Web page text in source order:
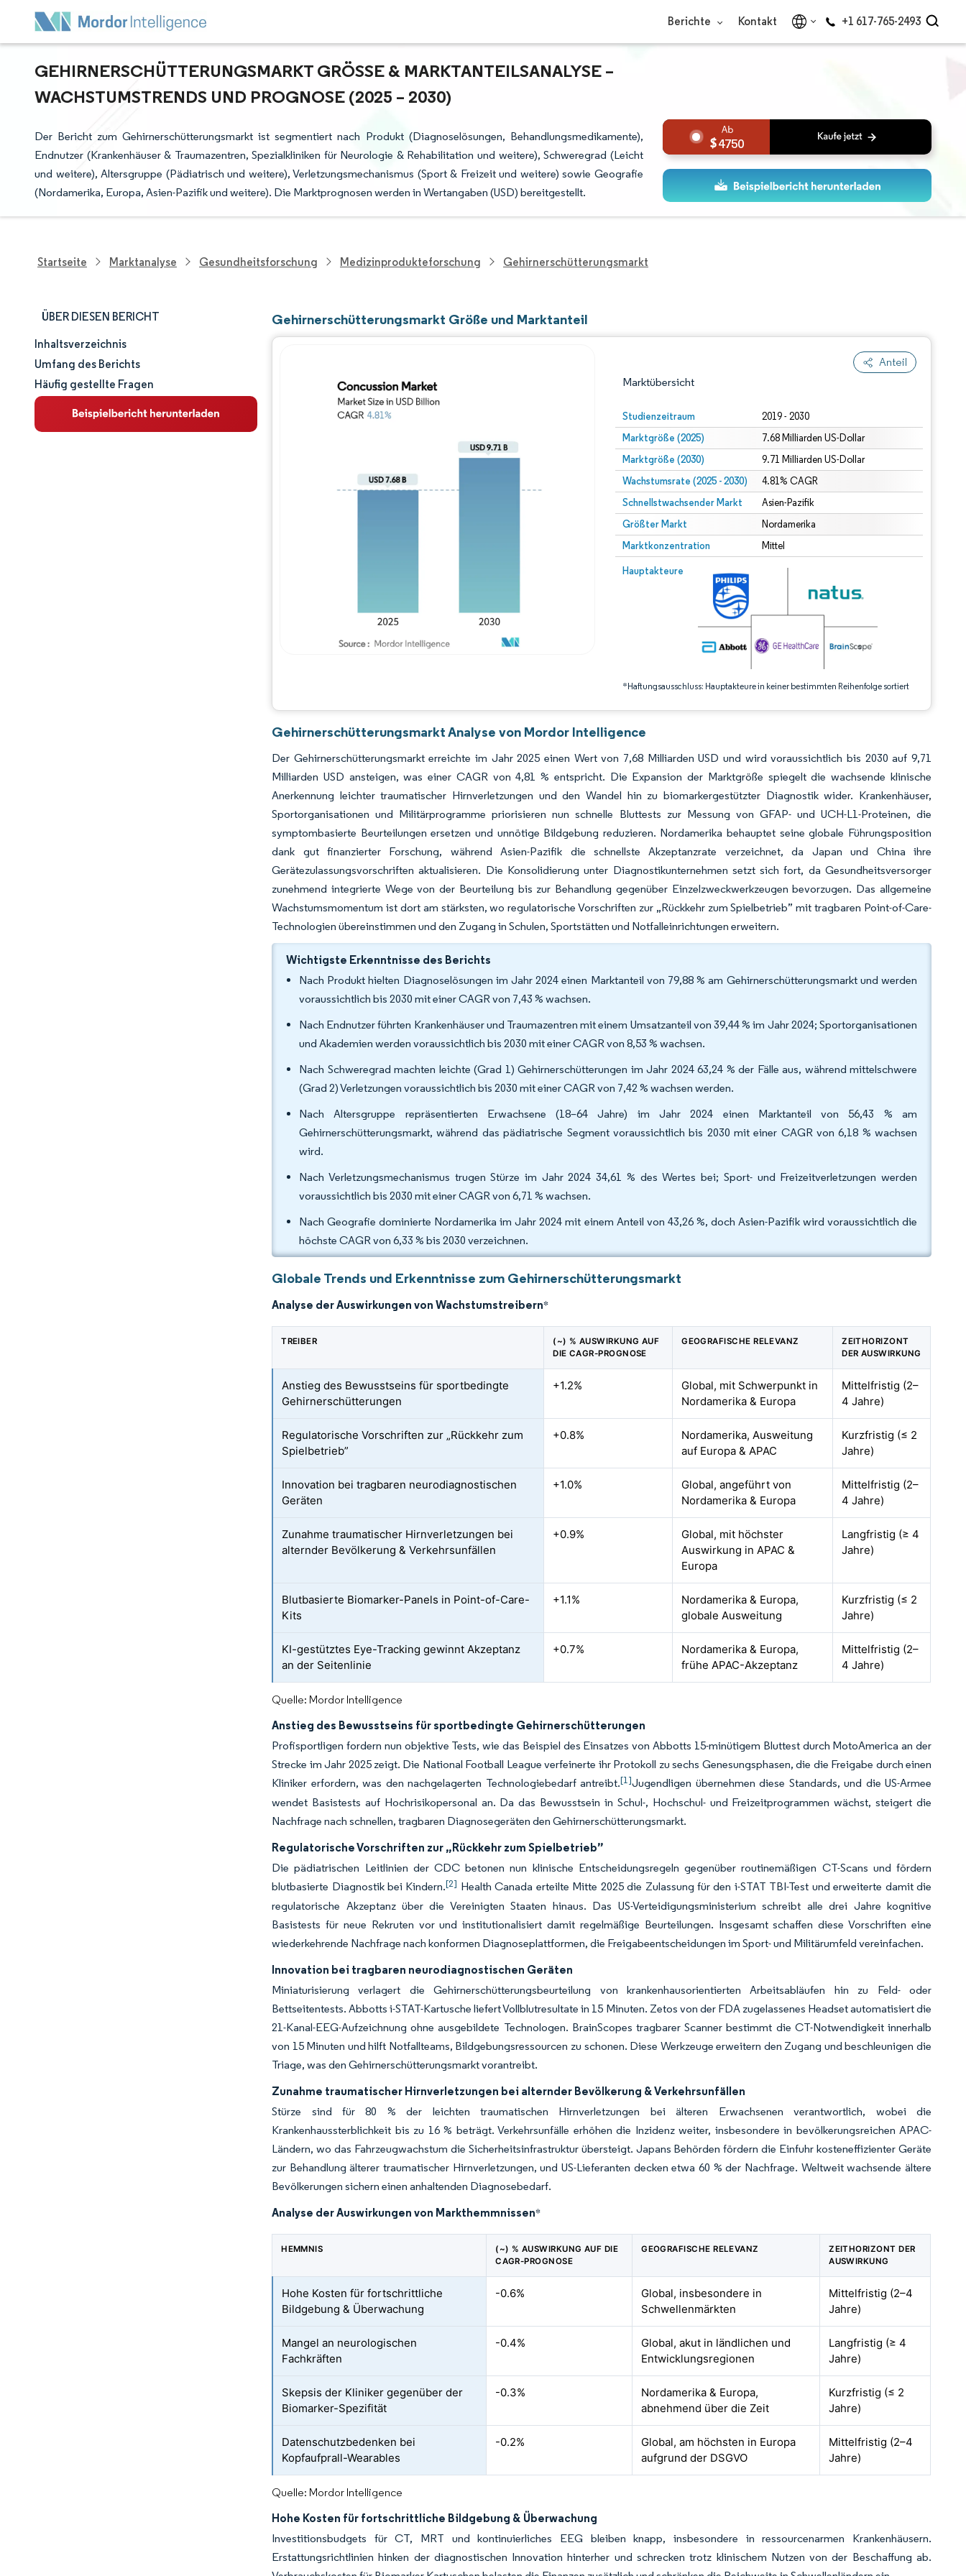
Berichte Kontakt +1 617-765-2493
GEHIRNERSCHÜTTERUNGSMARKT GRÖSSE & MARKTANTEILSANALYSE – W
ACHSTUMSTRENDS UND PROGNOSE (2025 – 2030)
Der Bericht zum Gehirnerschütterungsmarkt ist segmentiert nach Produkt (Diagnoselösungen, Behandlungsmedikamente),
Endnutzer (Krankenhäuser & Traumazentren, Spezialkliniken für Neurologie & Rehabilitation und weitere), Schweregrad (Leicht
und weitere), Altersgruppe (Pädiatrisch und weitere), Verletzungsmechanismus (Sport & Freizeit und weitere) sowie Geografie
(Nordamerika, Europa, Asien-Pazifik und weitere). Die Marktprognosen werden in Wertangaben (USD) bereitgestellt.
4750
Startseite Marktanalyse Gesundheitsforschung Medizinprodukteforschung Gehirnerschütterungsmarkt
ÜBER DIESEN BERICHT
Marktgröße und -anteil
Marktanalyse
Trends und Einblicke
Inhaltsverzeichnis
Umfang des Berichts
Häufig gestellte Fragen
Gehirnerschütterungsmarkt Größe und Marktanteil
Anteil
Marktübersicht
Studienzeitraum 2019 - 2030
Marktgröße (2025) 7.68 Milliarden US-Dollar
Marktgröße (2030) 9.71 Milliarden US-Dollar
Wachstumsrate (2025 - 2030) 4.81% CAGR
Schnellstwachsender Markt Asien-Pazifik
Größter Markt Nordamerika
Marktkonzentration Mittel
Hauptakteure
*Haftungsausschluss: Hauptakteure in keiner bestimmten Reihenfolge sortiert
Bild © Mordor Intelligence. Wiederverwendung erfordert Namensnennung gemäß CC BY 4.0.
Bild © Mordor Intelligence. Wiederverwendung erfordert Namensnennung gemäß CC BY 4.0.
Gehirnerschütterungsmarkt Analyse von Mordor Intelligence
Der Gehirnerschütterungsmarkt erreichte im Jahr 2025 einen Wert von 7,68 Milliarden USD und wird voraussichtlich bis 2030 auf 9,71
Milliarden USD ansteigen, was einer CAGR von 4,81 % entspricht. Die Expansion der Marktgröße spiegelt die wachsende klinische
Anerkennung leichter traumatischer Hirnverletzungen und den Wandel hin zu biomarkergestützter Diagnostik wider. Krankenhäuser,
Sportorganisationen und Militärprogramme priorisieren nun schnelle Bluttests zur Messung von GFAP- und UCH-L1-Proteinen, die
symptombasierte Beurteilungen ersetzen und unnötige Bildgebung reduzieren. Nordamerika behauptet seine globale Führungsposition
dank gut finanzierter Forschung, während Asien-Pazifik die schnellste Akzeptanzrate verzeichnet, da Japan und China ihre
Gerätezulassungsvorschriften aktualisieren. Die Konsolidierung unter Diagnostikunternehmen setzt sich fort, da Gesundheitsversorger
zunehmend integrierte Wege von der Beurteilung bis zur Behandlung gegenüber Einzelzweckwerkzeugen bevorzugen. Das allgemeine
Wachstumsmomentum ist dort am stärksten, wo regulatorische Vorschriften zur „Rückkehr zum Spielbetrieb” mit tragbaren Point-of-Care-
Technologien übereinstimmen und den Zugang in Schulen, Sportstätten und Notfalleinrichtungen erweitern.
Wichtigste Erkenntnisse des Berichts
Nach Produkt hielten Diagnoselösungen im Jahr 2024 einen Marktanteil von 79,88 % am Gehirnerschütterungsmarkt und werden
voraussichtlich bis 2030 mit einer CAGR von 7,43 % wachsen.
Nach Endnutzer führten Krankenhäuser und Traumazentren mit einem Umsatzanteil von 39,44 % im Jahr 2024; Sportorganisationen
und Akademien werden voraussichtlich bis 2030 mit einer CAGR von 8,53 % wachsen.
Nach Schweregrad machten leichte (Grad 1) Gehirnerschütterungen im Jahr 2024 63,24 % der Fälle aus, während mittelschwere
(Grad 2) Verletzungen voraussichtlich bis 2030 mit einer CAGR von 7,42 % wachsen werden.
Nach Altersgruppe repräsentierten Erwachsene (18–64 Jahre) im Jahr 2024 einen Marktanteil von 56,43 % am
Gehirnerschütterungsmarkt, während das pädiatrische Segment voraussichtlich bis 2030 mit einer CAGR von 6,18 % wachsen
wird.
Nach Verletzungsmechanismus trugen Stürze im Jahr 2024 34,61 % des Wertes bei; Sport- und Freizeitverletzungen werden
voraussichtlich bis 2030 mit einer CAGR von 6,71 % wachsen.
Nach Geografie dominierte Nordamerika im Jahr 2024 mit einem Anteil von 43,26 %, doch Asien-Pazifik wird voraussichtlich die
höchste CAGR von 6,33 % bis 2030 verzeichnen.
Globale Trends und Erkenntnisse zum Gehirnerschütterungsmarkt
Analyse der Auswirkungen von Wachstumstreibern*
TREIBER
(~) % AUSWIRKUNG AUF
DIE CAGR-PROGNOSE
GEOGRAFISCHE RELEVANZ
ZEITHORIZONT
DER AUSWIRKUNG
Anstieg des Bewusstseins für sportbedingte
Gehirnerschütterungen
+1.2%
Global, mit Schwerpunkt in
Nordamerika & Europa
Mittelfristig (2–
4 Jahre)
Regulatorische Vorschriften zur „Rückkehr zum
Spielbetrieb”
+0.8%
Nordamerika, Ausweitung
auf Europa & APAC
Kurzfristig (≤ 2
Jahre)
Innovation bei tragbaren neurodiagnostischen
Geräten
+1.0%
Global, angeführt von
Nordamerika & Europa
Mittelfristig (2–
4 Jahre)
Zunahme traumatischer Hirnverletzungen bei
alternder Bevölkerung & Verkehrsunfällen
+0.9%
Global, mit höchster
Auswirkung in APAC &
Europa
Langfristig (≥ 4
Jahre)
Blutbasierte Biomarker-Panels in Point-of-Care-
Kits
+1.1%
Nordamerika & Europa,
globale Ausweitung
Kurzfristig (≤ 2
Jahre)
KI-gestütztes Eye-Tracking gewinnt Akzeptanz
an der Seitenlinie
+0.7%
Nordamerika & Europa,
frühe APAC-Akzeptanz
Mittelfristig (2–
4 Jahre)
Quelle: Mordor Intelligence
Anstieg des Bewusstseins für sportbedingte Gehirnerschütterungen
Profisportligen fordern nun objektive Tests, wie das Beispiel des Einsatzes von Abbotts 15-minütigem Bluttest durch MotoAmerica an der
Strecke im Jahr 2025 zeigt. Die National Football League verfeinerte ihr Protokoll zu sechs Genesungsphasen, die die Freigabe durch einen
Kliniker erfordern, was den nachgelagerten Technologiebedarf antreibt.[1]Jugendligen übernehmen diese Standards, und die US-Armee
wendet Basistests auf Hochrisikopersonal an. Da das Bewusstsein in Schul-, Hochschul- und Freizeitprogrammen wächst, steigert die
Nachfrage nach schnellen, tragbaren Diagnosegeräten den Gehirnerschütterungsmarkt.
Regulatorische Vorschriften zur „Rückkehr zum Spielbetrieb”
Die pädiatrischen Leitlinien der CDC betonen nun klinische Entscheidungsregeln gegenüber routinemäßigen CT-Scans und fördern
blutbasierte Diagnostik bei Kindern.[2] Health Canada erteilte Mitte 2025 die Zulassung für den i-STAT TBI-Test und erweiterte damit die
regulatorische Akzeptanz über die Vereinigten Staaten hinaus. Das US-Verteidigungsministerium schreibt alle drei Jahre kognitive
Basistests für neue Rekruten vor und institutionalisiert damit regelmäßige Beurteilungen. Insgesamt schaffen diese Vorschriften eine
wiederkehrende Nachfrage nach konformen Diagnoseplattformen, die Freigabeentscheidungen im Sport- und Militärumfeld vereinfachen.
Innovation bei tragbaren neurodiagnostischen Geräten
Miniaturisierung verlagert die Gehirnerschütterungsbeurteilung von krankenhausorientierten Arbeitsabläufen hin zu Feld- oder
Bettseitentests. Abbotts i-STAT-Kartusche liefert Vollblutresultate in 15 Minuten. Zetos von der FDA zugelassenes Headset automatisiert die
21-Kanal-EEG-Aufzeichnung ohne ausgebildete Technologen. BrainScopes tragbarer Scanner bestimmt die CT-Notwendigkeit innerhalb
von 15 Minuten und hilft Notfallteams, Bildgebungsressourcen zu schonen. Diese Werkzeuge erweitern den Zugang und beschleunigen die
Triage, was den Gehirnerschütterungsmarkt vorantreibt.
Zunahme traumatischer Hirnverletzungen bei alternder Bevölkerung & Verkehrsunfällen
Stürze sind für 80 % der leichten traumatischen Hirnverletzungen bei älteren Erwachsenen verantwortlich, wobei die
Krankenhaussterblichkeit bis zu 16 % beträgt. Verkehrsunfälle erhöhen die Inzidenz weiter, insbesondere in bevölkerungsreichen APAC-
Ländern, wo das Fahrzeugwachstum die Sicherheitsinfrastruktur übersteigt. Japans Behörden fördern die Einfuhr kosteneffizienter Geräte
zur Behandlung älterer traumatischer Hirnverletzungen, und US-Lieferanten decken etwa 60 % der Nachfrage. Weltweit wachsende ältere
Bevölkerungen sichern einen anhaltenden Diagnosebedarf.
Analyse der Auswirkungen von Markthemmnissen*
HEMMNIS
(~) % AUSWIRKUNG AUF DIE
CAGR-PROGNOSE
GEOGRAFISCHE RELEVANZ
ZEITHORIZONT DER
AUSWIRKUNG
Hohe Kosten für fortschrittliche
Bildgebung & Überwachung
-0.6%
Global, insbesondere in
Schwellenmärkten
Mittelfristig (2–4
Jahre)
Mangel an neurologischen
Fachkräften
-0.4%
Global, akut in ländlichen und
Entwicklungsregionen
Langfristig (≥ 4
Jahre)
Skepsis der Kliniker gegenüber der
Biomarker-Spezifität
-0.3%
Nordamerika & Europa,
abnehmend über die Zeit
Kurzfristig (≤ 2
Jahre)
Datenschutzbedenken bei
Kopfaufprall-Wearables
-0.2%
Global, am höchsten in Europa
aufgrund der DSGVO
Mittelfristig (2–4
Jahre)
Quelle: Mordor Intelligence
Hohe Kosten für fortschrittliche Bildgebung & Überwachung
Investitionsbudgets für CT, MRT und kontinuierliches EEG bleiben knapp, insbesondere in ressourcenarmen Krankenhäusern.
Erstattungsrichtlinien hinken der diagnostischen Innovation hinterher und schrecken trotz klinischem Nutzen von der Beschaffung ab.